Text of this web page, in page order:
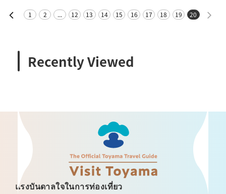
1 2 ... 12 13 14 15 16 17 18 19 20
Recently Viewed
แรงบันดาลใจในการท่องเที่ยว